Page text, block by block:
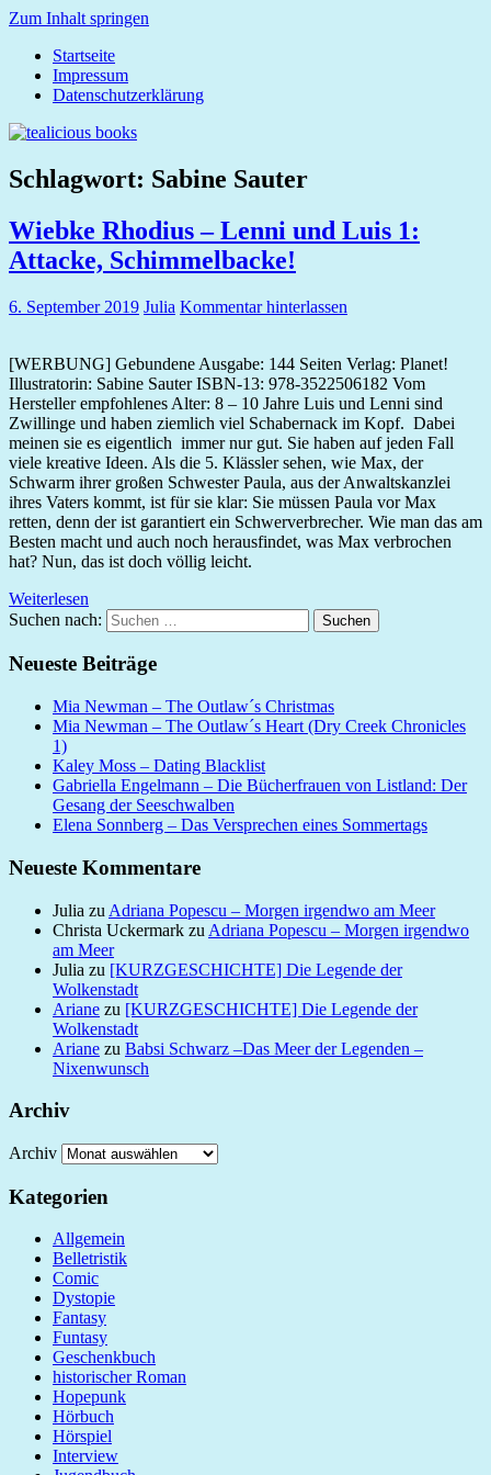
Zum Inhalt springen
tealicious
books
Startseite
Impressum
Datenschutzerklärung
Schlagwort: Sabine Sauter
Wiebke Rhodius – Lenni und Luis 1:
Attacke, Schimmelbacke!
6. September 2019 Julia Kommentar hinterlassen
[WERBUNG] Gebundene Ausgabe: 144 Seiten Verlag: Planet!
Illustratorin: Sabine Sauter ISBN-13: 978-3522506182 Vom
Hersteller empfohlenes Alter: 8 – 10 Jahre Luis und Lenni sind
Zwillinge und haben ziemlich viel Schabernack im Kopf. Dabei
meinen sie es eigentlich immer nur gut. Sie haben auf jeden Fall
viele kreative Ideen. Als die 5. Klässler sehen, wie Max, der
Schwarm ihrer großen Schwester Paula, aus der Anwaltskanzlei
ihres Vaters kommt, ist für sie klar: Sie müssen Paula vor Max
retten, denn der ist garantiert ein Schwerverbrecher. Wie man das am
Besten macht und auch noch herausfindet, was Max verbrochen
hat? Nun, das ist doch völlig leicht.
Weiterlesen
Suchen nach:
Suchen
Neueste Beiträge
Mia Newman – The Outlaw´s Christmas
Mia Newman – The Outlaw´s Heart (Dry Creek Chronicles
1)
Kaley Moss – Dating Blacklist
Gabriella Engelmann – Die Bücherfrauen von Listland: Der
Gesang der Seeschwalben
Elena Sonnberg – Das Versprechen eines Sommertags
Neueste Kommentare
Julia zu Adriana Popescu – Morgen irgendwo am Meer
Christa Uckermark zu Adriana Popescu – Morgen irgendwo
am Meer
Julia zu [KURZGESCHICHTE] Die Legende der
Wolkenstadt
Ariane zu [KURZGESCHICHTE] Die Legende der
Wolkenstadt
Ariane zu Babsi Schwarz –Das Meer der Legenden –
Nixenwunsch
Archiv
Archiv
Kategorien
Allgemein
Belletristik
Comic
Dystopie
Fantasy
Funtasy
Geschenkbuch
historischer Roman
Hopepunk
Hörbuch
Hörspiel
Interview